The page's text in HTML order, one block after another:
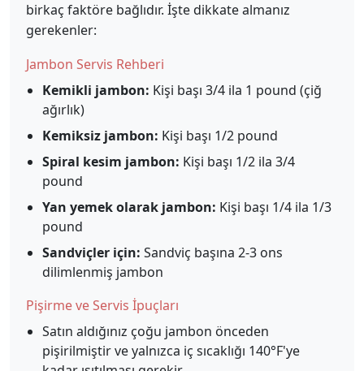
birkaç faktöre bağlıdır. İşte dikkate almanız
gerekenler:
Jambon Servis Rehberi
Kemikli jambon: Kişi başı 3/4 ila 1 pound (çiğ
ağırlık)
Kemiksiz jambon: Kişi başı 1/2 pound
Spiral kesim jambon: Kişi başı 1/2 ila 3/4
pound
Yan yemek olarak jambon: Kişi başı 1/4 ila 1/3
pound
Sandviçler için: Sandviç başına 2-3 ons
dilimlenmiş jambon
Pişirme ve Servis İpuçları
Satın aldığınız çoğu jambon önceden
pişirilmiştir ve yalnızca iç sıcaklığı 140°F'ye